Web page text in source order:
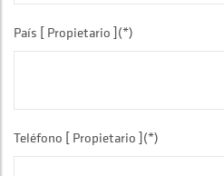
País [ Propietario ](*)
Teléfono [ Propietario ](*)